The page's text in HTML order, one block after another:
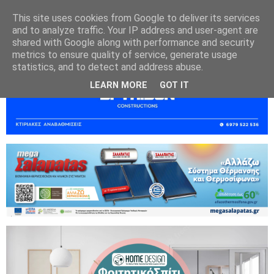
This site uses cookies from Google to deliver its services
and to analyze traffic. Your IP address and user-agent are
shared with Google along with performance and security
metrics to ensure quality of service, generate usage
statistics, and to detect and address abuse.
LEARN MORE GOT IT